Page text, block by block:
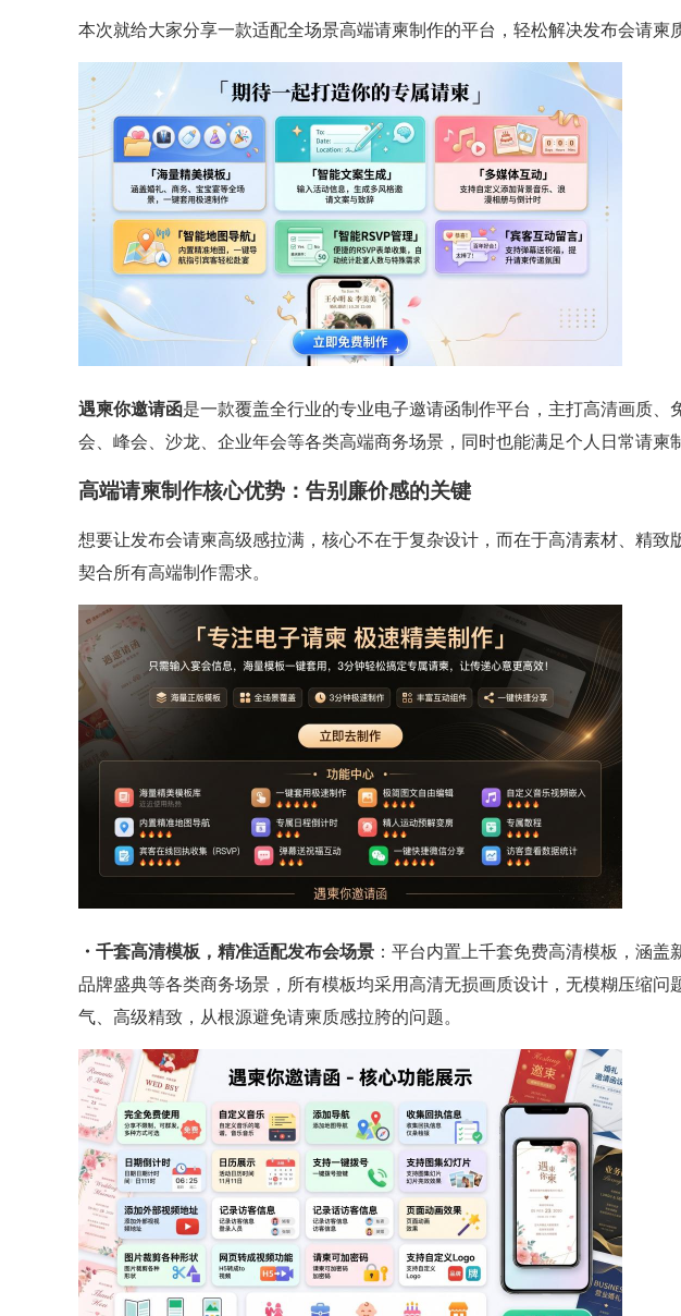
本次就给大家分享一款适配全场景高端请柬制作的平台，轻松解决发布会请柬
遇柬你邀请函是一款覆盖全行业的专业电子邀请函制作平台，主打高清画质
会、峰会、沙龙、企业年会等各类高端商务场景，同时也能满足个人日常请柬
高端请柬制作核心优势：告别廉价感的关键
想要让发布会请柬高级感拉满，核心不在于复杂设计，而在于高清素材、精致
契合所有高端制作需求。
・千套高清模板，精准适配发布会场景 ：平台内置上千套免费高清模板，涵盖
品牌盛典等各类商务场景，所有模板均采用高清无损画质设计，无模糊压缩问
气、高级精致，从根源避免请柬质感拉胯的问题。